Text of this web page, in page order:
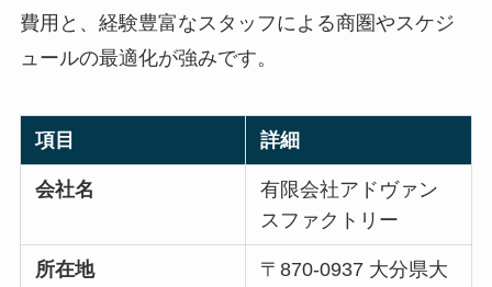
費用と、経験豊富なスタッフによる商圏やスケジ
ュールの最適化が強みです。
項目 詳細
会社名
有限会社アドヴァン
スファクトリー
所在地
〒870-0937 大分県大